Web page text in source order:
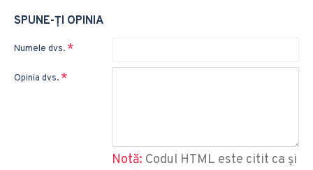
SPUNE-ŢI OPINIA
Numele dvs.
Opinia dvs.
Notă: Codul HTML este citit ca şi